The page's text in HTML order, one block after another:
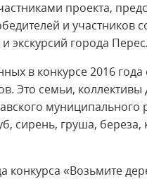
проекта,
и участников
экскурсий города
в конкурсе 2016
Это семьи,
сирень, груша,
конкурса «Возьмите